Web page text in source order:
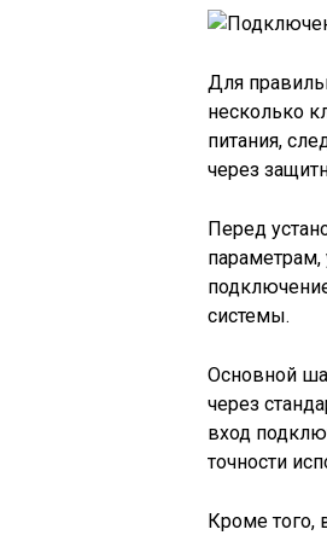
Для
несколько
питания,
через
Перед
системы.
Основной
через
вход
точности
Кроме того,